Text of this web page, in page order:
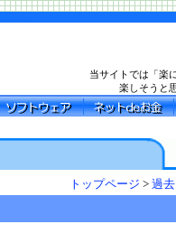
当サイトでは「楽
楽しそうと
トップページ > 過